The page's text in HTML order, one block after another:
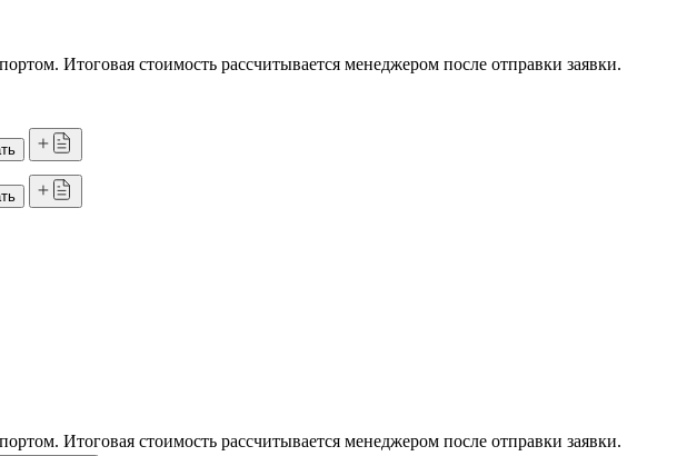
Итоговая стоимость рассчитывается менеджером после отправки заявки.
Итоговая стоимость рассчитывается менеджером после отправки заявки.